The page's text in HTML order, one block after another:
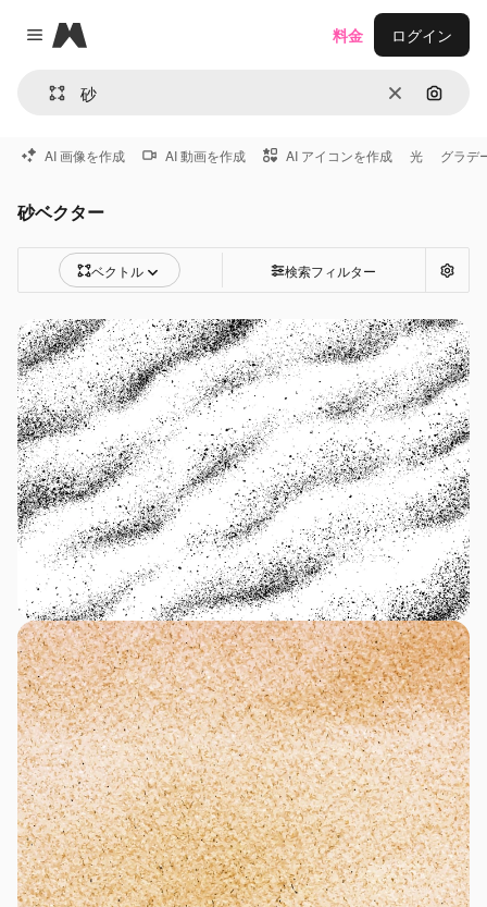
Close menu
Magnific
消去 画像で
料金 ログイン
AI 画像を作成 AI 動画を作成 AI アイコンを作成 光 グラデ
砂ベクター
ベクトル 検索フィルター